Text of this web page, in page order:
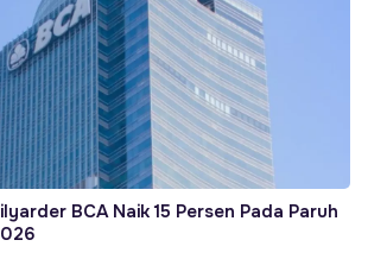
BCA Naik 15 Persen Pada Paruh